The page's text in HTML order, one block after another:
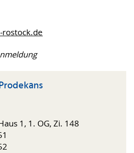
rostock.de
1, 1. OG, Zi. 148